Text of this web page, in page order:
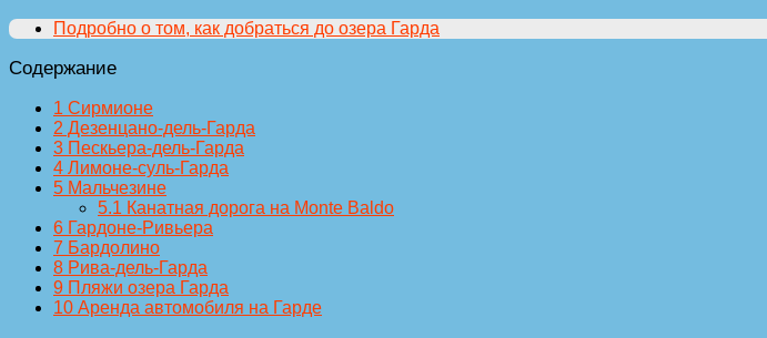
Подробно о том, как добраться до озера Гарда
Содержание
1 Сирмионе
2 Дезенцано-дель-Гарда
3 Пескьера-дель-Гарда
4 Лимоне-суль-Гарда
5 Мальчезине
5.1 Канатная дорога на Monte Baldo
6 Гардоне-Ривьера
7 Бардолино
8 Рива-дель-Гарда
9 Пляжи озера Гарда
10 Аренда автомобиля на Гарде